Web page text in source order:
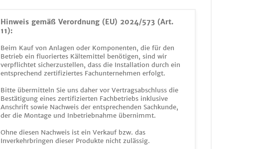
Hinweis gemäß Verordnung (EU) 2024/573 (Art.
11):
Beim Kauf von Anlagen oder Komponenten, die für den
Betrieb ein fluoriertes Kältemittel benötigen, sind wir
verpflichtet sicherzustellen, dass die Installation durch ein
entsprechend zertifiziertes Fachunternehmen erfolgt.
Bitte übermitteln Sie uns daher vor Vertragsabschluss die
Bestätigung eines zertifizierten Fachbetriebs inklusive
Anschrift sowie Nachweis der entsprechenden Sachkunde,
der die Montage und Inbetriebnahme übernimmt.
Ohne diesen Nachweis ist ein Verkauf bzw. das
Inverkehrbringen dieser Produkte nicht zulässig.